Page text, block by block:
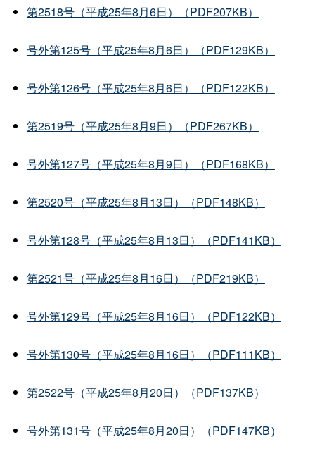
第2518号（平成25年8月6日）（PDF207KB）
号外第125号（平成25年8月6日）（PDF129KB）
号外第126号（平成25年8月6日）（PDF122KB）
第2519号（平成25年8月9日）（PDF267KB）
号外第127号（平成25年8月9日）（PDF168KB）
第2520号（平成25年8月13日）（PDF148KB）
号外第128号（平成25年8月13日）（PDF141KB）
第2521号（平成25年8月16日）（PDF219KB）
号外第129号（平成25年8月16日）（PDF122KB）
号外第130号（平成25年8月16日）（PDF111KB）
第2522号（平成25年8月20日）（PDF137KB）
号外第131号（平成25年8月20日）（PDF147KB）